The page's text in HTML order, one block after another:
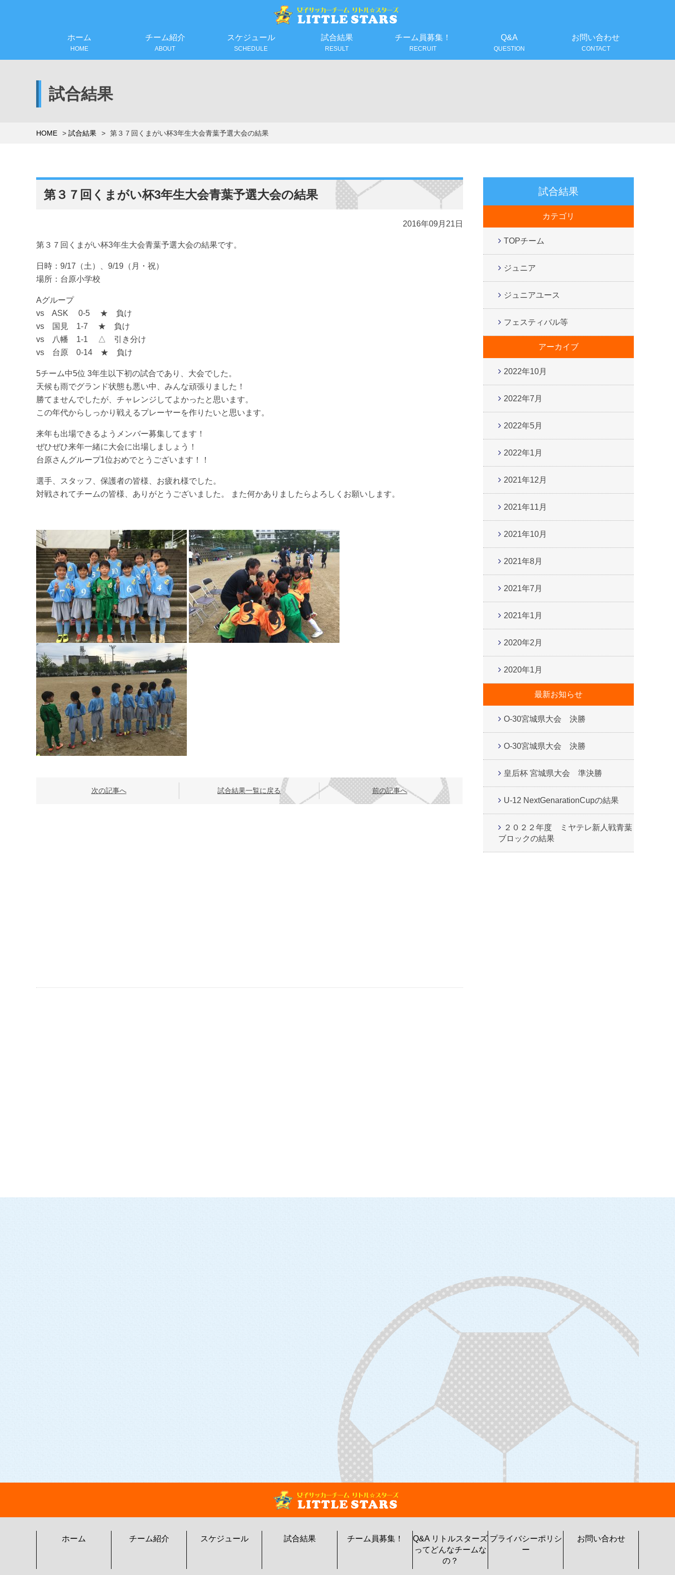
ホーム
HOME
チーム紹介
ABOUT
スケジュール
SCHEDULE
試合結果
RESULT
チーム員募集！
RECRUIT
Q&A
QUESTION
お問い合わせ
CONTACT
試合結果
HOME 試合結果 第３７回くまがい杯3年生大会青葉予選大会の結果
第３７回くまがい杯3年生大会青葉予選大会の結果
2016年09月21日
第３７回くまがい杯3年生大会青葉予選大会の結果です。
日時：9/17（土）、9/19（月・祝）
場所：台原小学校
Aグループ
vs ASK 0-5 ★ 負け
vs 国見 1-7 ★ 負け
vs 八幡 1-1 △ 引き分け
vs 台原 0-14 ★ 負け
5チーム中5位 3年生以下初の試合であり、大会でした。
天候も雨でグランド状態も悪い中、みんな頑張りました！
勝てませんでしたが、チャレンジしてよかったと思います。
この年代からしっかり戦えるプレーヤーを作りたいと思います。
来年も出場できるようメンバー募集してます！
ぜひぜひ来年一緒に大会に出場しましょう！
台原さんグループ1位おめでとうございます！！
選手、スタッフ、保護者の皆様、お疲れ様でした。
対戦されてチームの皆様、ありがとうございました。 また何かありましたらよろしくお願いします。
次の記事へ 試合結果一覧に戻る 前の記事へ
試合結果
カテゴリ
TOPチーム
ジュニア
ジュニアユース
フェスティバル等
アーカイブ
2022年10月
2022年7月
2022年5月
2022年1月
2021年12月
2021年11月
2021年10月
2021年8月
2021年7月
2021年1月
2020年2月
2020年1月
最新お知らせ
O-30宮城県大会 決勝
O-30宮城県大会 決勝
皇后杯 宮城県大会 準決勝
U-12 NextGenarationCupの結果
２０２２年度 ミヤテレ新人戦青葉
ブロックの結果
ホーム チーム紹介 スケジュール 試合結果 チーム員募集！
Q&A リトルスターズ
ってどんなチームな
の？
プライバシーポリシ
ー
お問い合わせ